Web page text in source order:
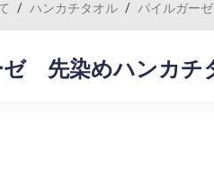
/ ハンカチタオル / パイルガーゼ
ゼ 先染めハンカ